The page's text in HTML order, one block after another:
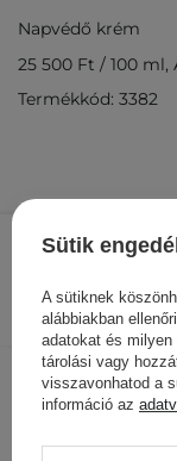
12 750 Ft
Napvédő krém
25 500 Ft / 100 ml,
Termékkód: 3382
Más
Sütik
A sütiknek
alábbiakban
adatokat és
tárolási vagy
visszavonhatod a
információ az